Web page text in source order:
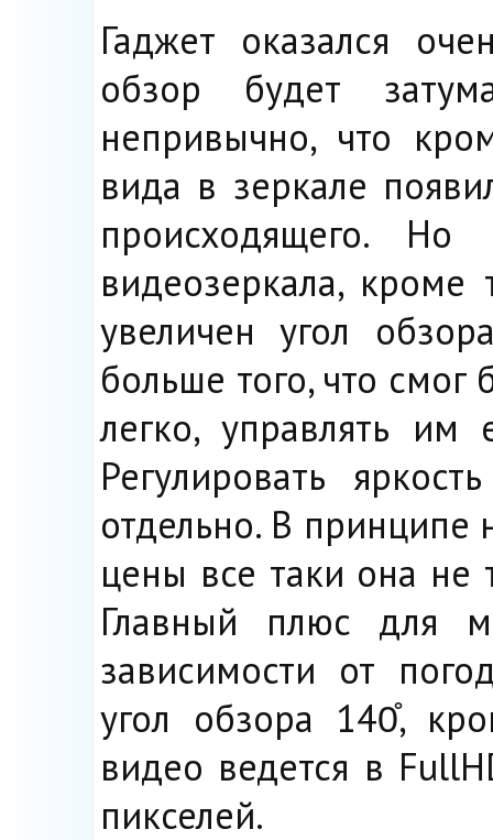
Гаджет оказался
обзор будет
непривычно, что
вида в зеркале
происходящего.
видеозеркала, кроме
увеличен угол
больше того, что смог
легко, управлять
Регулировать
отдельно. В принципе
цены все таки она не
Главный плюс для
зависимости от
угол обзора 140̊,
видео ведется в
пикселей.